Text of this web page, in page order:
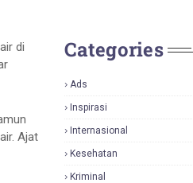
di
Ajat
Categories
Ads
Inspirasi
Internasional
Kesehatan
Kriminal